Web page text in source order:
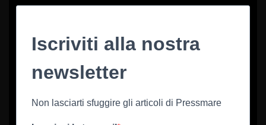
Iscriviti alla nostra
newsletter
Non lasciarti sfuggire gli articoli di Pressmare